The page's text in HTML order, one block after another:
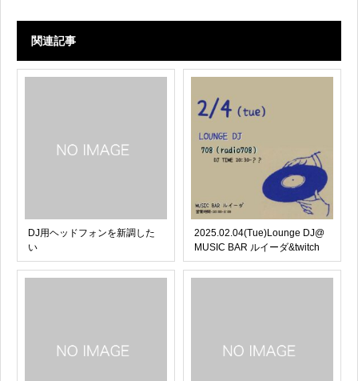
関連記事
DJ用ヘッドフォンを新調した
い
2025.02.04(Tue)Lounge DJ@
MUSIC BAR ルイーダ&twitch